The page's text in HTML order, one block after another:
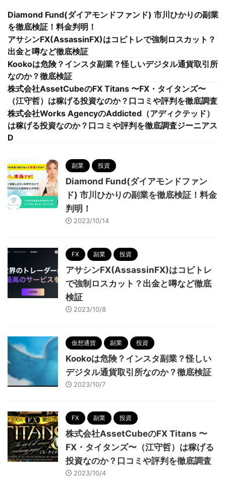
Diamond Fund(ダイアモンドファンド) 市川ひかりの副業
を徹底検証！料金判明！
アサシンFX(AssassinFX)はコピトレで強制ロスカット？
出金と噂など徹底検証
Kookoは危険？インスタ副業？怪しいデジタル通貨取引所
なのか？徹底検証
株式会社AssetCubeのFX Titans 〜FX・タイタンズ〜
（江守哲）は稼げる投資なのか？口コミや評判を徹底調査
株式会社Works AgencyのAddicted（アディクテッド）
は稼げる投資なのか？口コミや評判を徹底調査ジーニアス
D
副業 投資
Diamond Fund(ダイアモンドファン
ド) 市川ひかりの副業を徹底検証！料金
判明！
2023/10/14
FX 副業 投資
アサシンFX(AssassinFX)はコピトレ
で強制ロスカット？出金と噂など徹底
検証
2023/10/8
仮想通貨 副業 投資
Kookoは危険？インスタ副業？怪しい
デジタル通貨取引所なのか？徹底検証
2023/10/7
FX 副業 投資
株式会社AssetCubeのFX Titans 〜
FX・タイタンズ〜（江守哲）は稼げる
投資なのか？口コミや評判を徹底調査
2023/10/4